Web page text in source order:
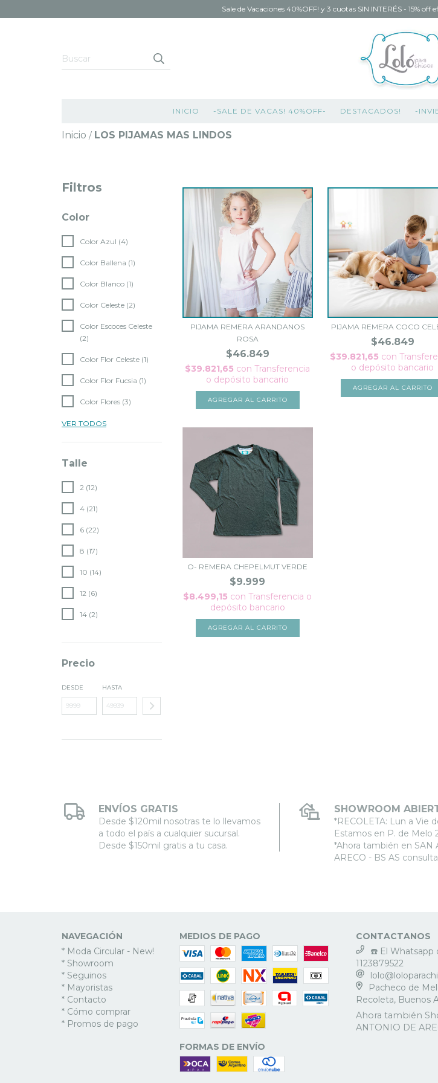
Sale de Vacaciones 40%OFF! y 3 cuotas SIN INTERÉS - 15%
INICIO -SALE DE VACAS! 40%OFF- DESTACADOS! -
Inicio / LOS PIJAMAS MAS LINDOS
Filtros
Color
Color Azul (4)
Color Ballena (1)
Color Blanco (1)
Color Celeste (2)
Color Escoces Celeste
(2)
Color Flor Celeste (1)
Color Flor Fucsia (1)
Color Flores (3)
VER TODOS
Talle
2 (12)
4 (21)
6 (22)
8 (17)
10 (14)
12 (6)
14 (2)
Precio
DESDE HASTA
PIJAMA REMERA ARANDANOS
ROSA
$46.849
$39.821,65 con Transferencia
o depósito bancario
AGREGAR AL CARRITO
PIJAMA REMERA COCO
$46.849
$39.821,65 con
o depósito bancario
AGREGAR AL CARRITO
O- REMERA CHEPELMUT VERDE
$9.999
$8.499,15 con Transferencia o
depósito bancario
AGREGAR AL CARRITO
ENVÍOS GRATIS
Desde $120mil nosotras te lo llevamos
a todo el país a cualquier sucursal.
Desde $150mil gratis a tu casa.
SHOWROOM
*RECOLETA: Lun a Vie
Estamos en P. de Melo
*Ahora también en SAN
ARECO - BS AS
NAVEGACIÓN
* Moda Circular - New!
* Showroom
* Seguinos
* Mayoristas
* Contacto
* Cómo comprar
* Promos de pago
MEDIOS DE PAGO
FORMAS DE ENVÍO
CONTACTANOS
☎️ El Whatsapp
1123879522
Pacheco de
Recoleta, Buenos